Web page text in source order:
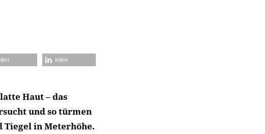
teilen
Haut – das
und so türmen
Tiegel in Meterhöhe.